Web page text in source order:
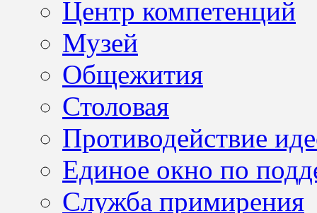
Центр компетенций
Музей
Общежития
Столовая
Противодействие
Единое окно по
Служба примирения